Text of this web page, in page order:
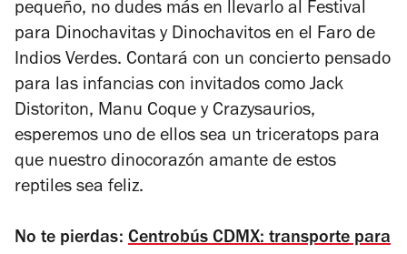
pequeño, no dudes más en llevarlo al Festival
para Dinochavitas y Dinochavitos en el Faro de
Indios Verdes. Contará con un concierto pensado
para las infancias con invitados como Jack
Distoriton, Manu Coque y Crazysaurios,
esperemos uno de ellos sea un triceratops para
que nuestro dinocorazón amante de estos
reptiles sea feliz.
No te pierdas: Centrobús CDMX: transporte para